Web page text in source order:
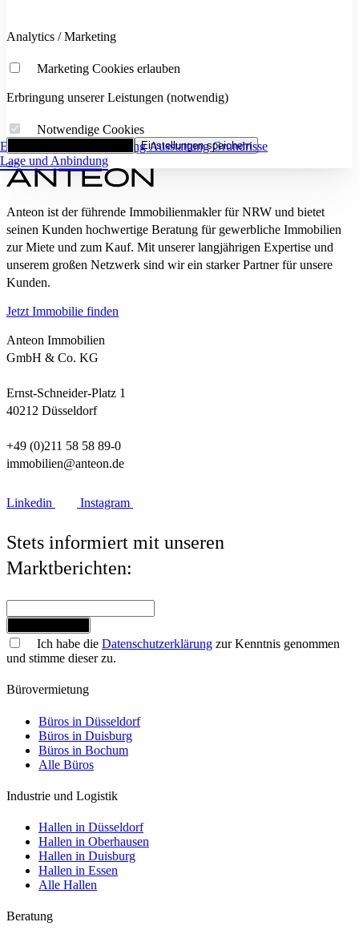
Eckdaten FlächenaufstellungAusstattungGrundrisse
Lage und Anbindung
Analytics / Marketing
Marketing Cookies erlauben
Erbringung unserer Leistungen (notwendig)
Notwendige Cookies
Einstellungen speichern
Anteon ist der führende Immobilienmakler für NRW und bietet
seinen Kunden hochwertige Beratung für gewerbliche Immobilien
zur Miete und zum Kauf. Mit unserer langjährigen Expertise und
unserem großen Netzwerk sind wir ein starker Partner für unsere
Kunden.
Jetzt Immobilie finden
Anteon Immobilien
GmbH & Co. KG
Ernst-Schneider-Platz 1
40212 Düsseldorf
+49 (0)211 58 58 89-0
immobilien@anteon.de
Linkedin Instagram
Stets informiert mit unseren
Marktberichten:
Ich habe die Datenschutzerklärung zur Kenntnis genommen
und stimme dieser zu.
Bürovermietung
Büros in Düsseldorf
Büros in Duisburg
Büros in Bochum
Alle Büros
Industrie und Logistik
Hallen in Düsseldorf
Hallen in Oberhausen
Hallen in Duisburg
Hallen in Essen
Alle Hallen
Beratung